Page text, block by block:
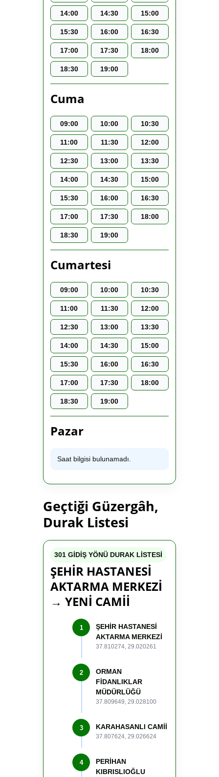
14:00 14:30 15:00
15:30 16:00 16:30
17:00 17:30 18:00
18:30 19:00
Cuma
09:00 10:00 10:30
11:00 11:30 12:00
12:30 13:00 13:30
14:00 14:30 15:00
15:30 16:00 16:30
17:00 17:30 18:00
18:30 19:00
Cumartesi
09:00 10:00 10:30
11:00 11:30 12:00
12:30 13:00 13:30
14:00 14:30 15:00
15:30 16:00 16:30
17:00 17:30 18:00
18:30 19:00
Pazar
Saat bilgisi bulunamadı.
Geçtiği Güzergâh,
Durak Listesi
301 GİDİŞ YÖNÜ DURAK LİSTESİ
ŞEHİR HASTANESİ
AKTARMA MERKEZİ
→ YENİ CAMİİ
1
ŞEHİR HASTANESİ
AKTARMA MERKEZİ
37.810274, 29.020261
2
ORMAN
FİDANLIKLAR
MÜDÜRLÜĞÜ
37.809649, 29.028100
3 KARAHASANLI CAMİİ
37.807624, 29.026624
4
PERİHAN
KIBRISLIOĞLU